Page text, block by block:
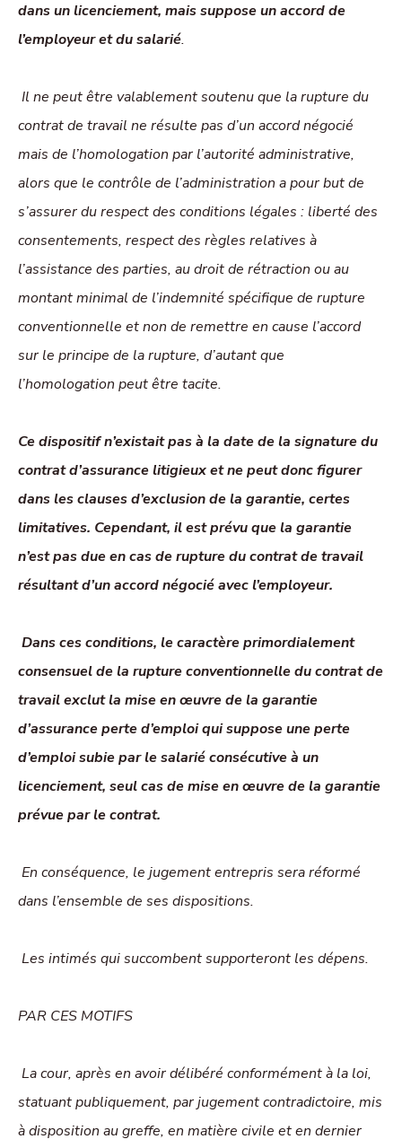
dans un licenciement, mais suppose un accord de
l’employeur et du salarié.
Il ne peut être valablement soutenu que la rupture du
contrat de travail ne résulte pas d’un accord négocié
mais de l’homologation par l’autorité administrative,
alors que le contrôle de l’administration a pour but de
s’assurer du respect des conditions légales : liberté des
consentements, respect des règles relatives à
l’assistance des parties, au droit de rétraction ou au
montant minimal de l’indemnité spécifique de rupture
conventionnelle et non de remettre en cause l’accord
sur le principe de la rupture, d’autant que
l’homologation peut être tacite.
Ce dispositif n’existait pas à la date de la signature du
contrat d’assurance litigieux et ne peut donc figurer
dans les clauses d’exclusion de la garantie, certes
limitatives. Cependant, il est prévu que la garantie
n’est pas due en cas de rupture du contrat de travail
résultant d’un accord négocié avec l’employeur.
Dans ces conditions, le caractère primordialement
consensuel de la rupture conventionnelle du contrat de
travail exclut la mise en œuvre de la garantie
d’assurance perte d’emploi qui suppose une perte
d’emploi subie par le salarié consécutive à un
licenciement, seul cas de mise en œuvre de la garantie
prévue par le contrat.
En conséquence, le jugement entrepris sera réformé
dans l’ensemble de ses dispositions.
Les intimés qui succombent supporteront les dépens.
PAR CES MOTIFS
La cour, après en avoir délibéré conformément à la loi,
statuant publiquement, par jugement contradictoire, mis
à disposition au greffe, en matière civile et en dernier